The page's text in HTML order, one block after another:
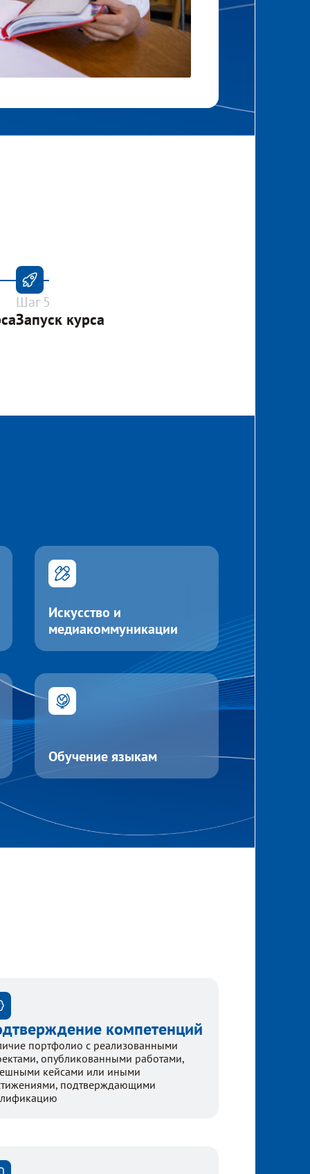
Шаг 5
Запуск курса
Искусство и
медиакоммуникации
Обучение языкам
компетенций
портфолио с реализованными
опубликованными работами,
кейсами или иными
подтверждающими